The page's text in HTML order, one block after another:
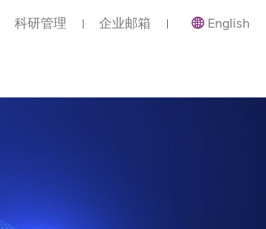
科研管理 企业邮箱 English